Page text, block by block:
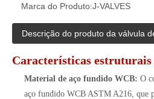
Marca do Produto:J-VALVES
Descrição do produto da válvula
Características estruturais
Material de aço fundido WCB: O
aço fundido WCB ASTM A216, que